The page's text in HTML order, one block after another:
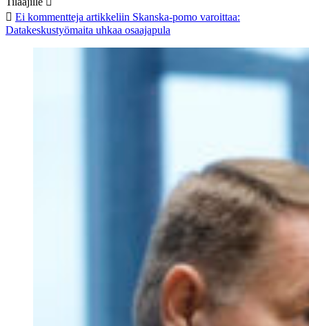
Ei kommentteja artikkeliin Skanska-pomo varoittaa:
Datakeskustyömaita uhkaa osaajapula